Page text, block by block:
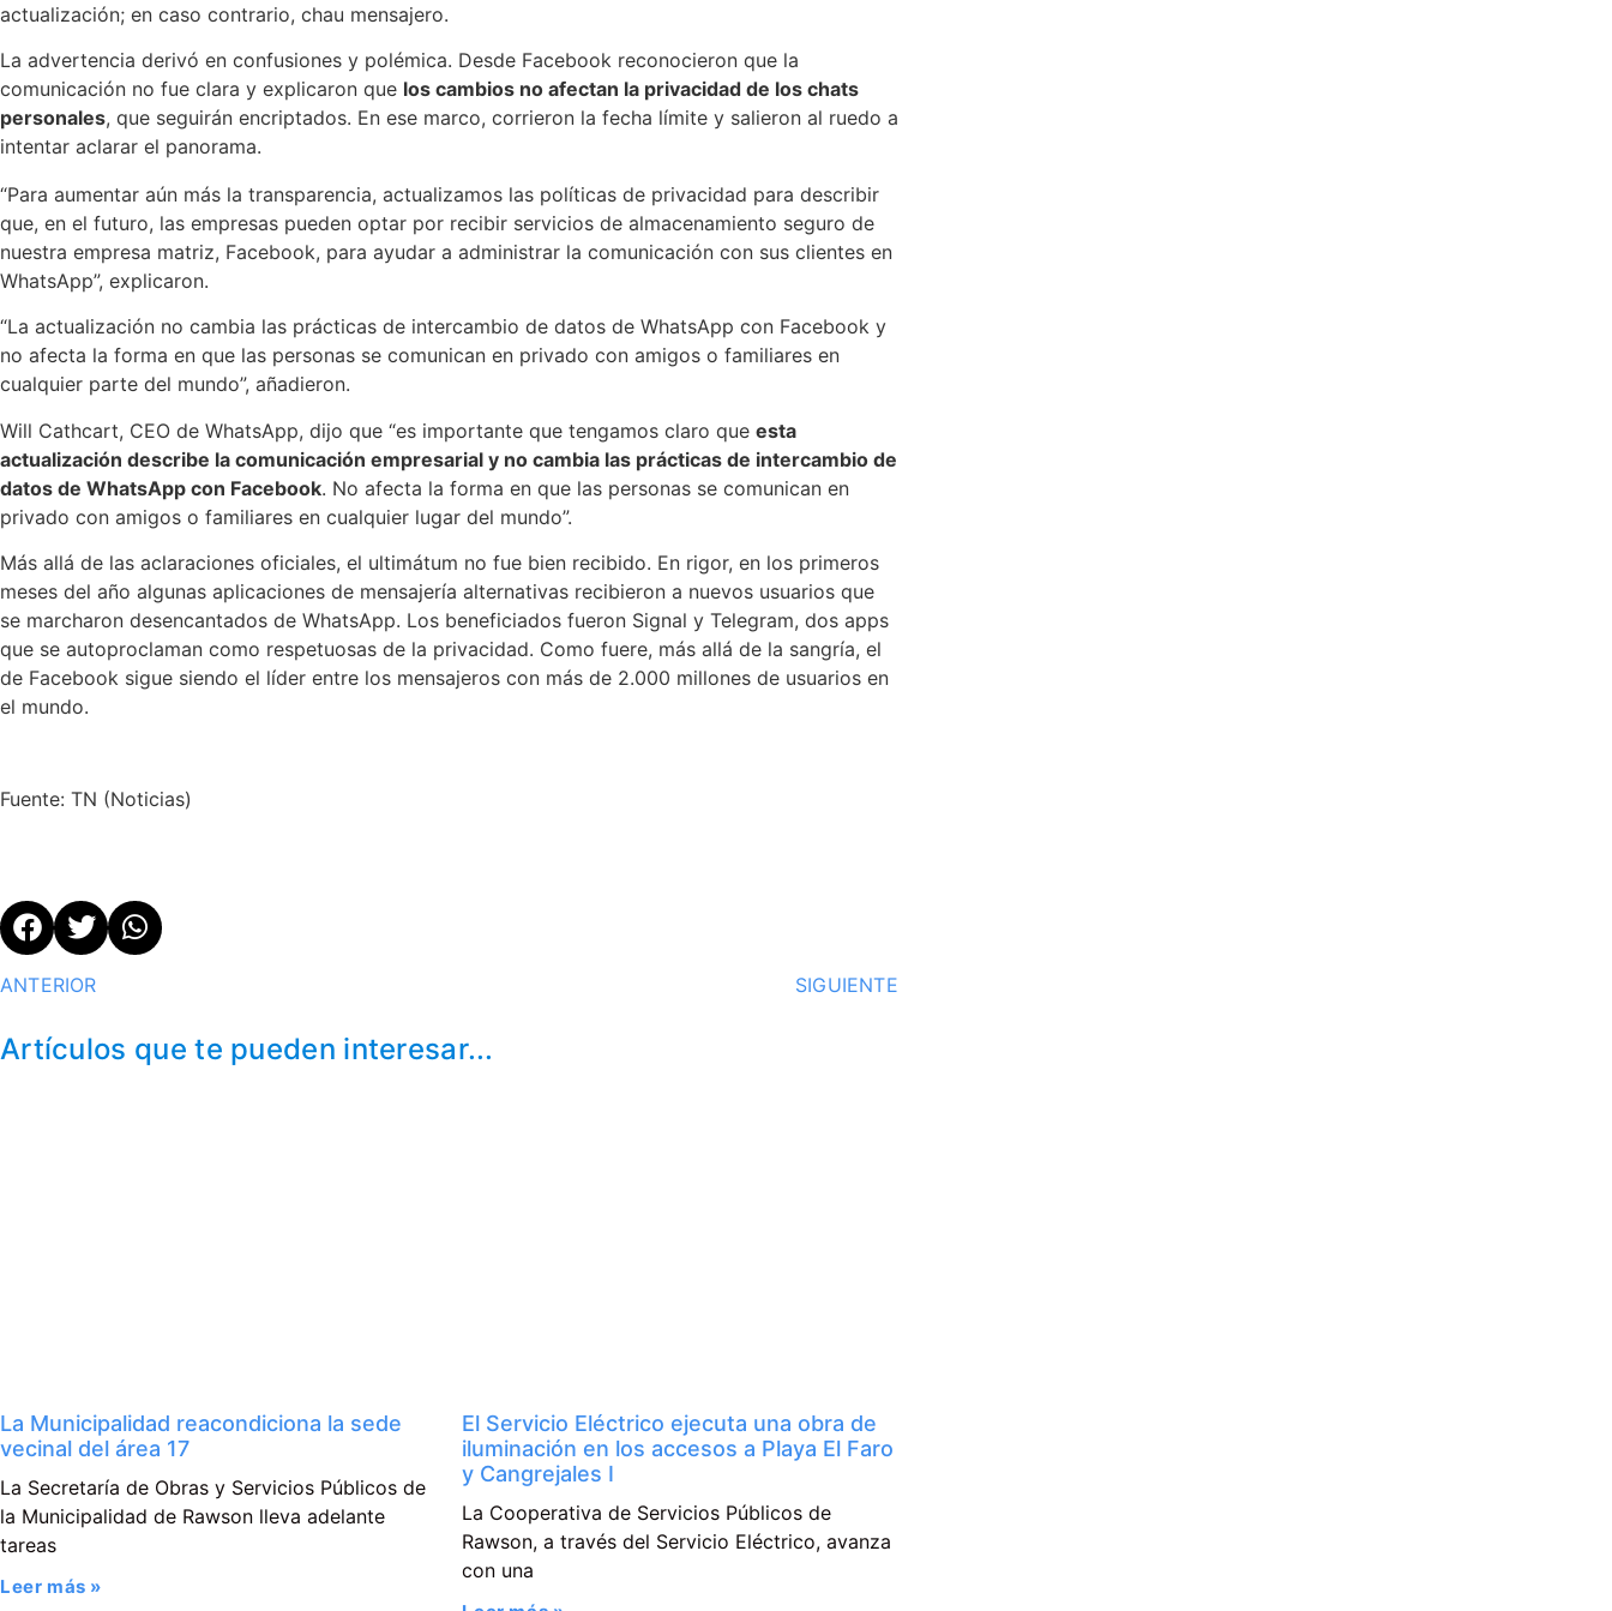
actualización; en caso contrario, chau mensajero.
La advertencia derivó en confusiones y polémica. Desde Facebook reconocieron que la
comunicación no fue clara y explicaron que los cambios no afectan la privacidad de los chats
personales, que seguirán encriptados. En ese marco, corrieron la fecha límite y salieron al ruedo a
intentar aclarar el panorama.
“Para aumentar aún más la transparencia, actualizamos las políticas de privacidad para describir
que, en el futuro, las empresas pueden optar por recibir servicios de almacenamiento seguro de
nuestra empresa matriz, Facebook, para ayudar a administrar la comunicación con sus clientes en
WhatsApp”, explicaron.
“La actualización no cambia las prácticas de intercambio de datos de WhatsApp con Facebook y
no afecta la forma en que las personas se comunican en privado con amigos o familiares en
cualquier parte del mundo”, añadieron.
Will Cathcart, CEO de WhatsApp, dijo que “es importante que tengamos claro que esta
actualización describe la comunicación empresarial y no cambia las prácticas de intercambio de
datos de WhatsApp con Facebook. No afecta la forma en que las personas se comunican en
privado con amigos o familiares en cualquier lugar del mundo”.
Más allá de las aclaraciones oficiales, el ultimátum no fue bien recibido. En rigor, en los primeros
meses del año algunas aplicaciones de mensajería alternativas recibieron a nuevos usuarios que
se marcharon desencantados de WhatsApp. Los beneficiados fueron Signal y Telegram, dos apps
que se autoproclaman como respetuosas de la privacidad. Como fuere, más allá de la sangría, el
de Facebook sigue siendo el líder entre los mensajeros con más de 2.000 millones de usuarios en
el mundo.
Fuente: TN (Noticias)
ANTERIOR SIGUIENTE
Artículos que te pueden interesar...
La Municipalidad reacondiciona la sede
vecinal del área 17
La Secretaría de Obras y Servicios Públicos de
la Municipalidad de Rawson lleva adelante
tareas
Leer más »
El Servicio Eléctrico ejecuta una obra de
iluminación en los accesos a Playa El Faro
y Cangrejales I
La Cooperativa de Servicios Públicos de
Rawson, a través del Servicio Eléctrico, avanza
con una